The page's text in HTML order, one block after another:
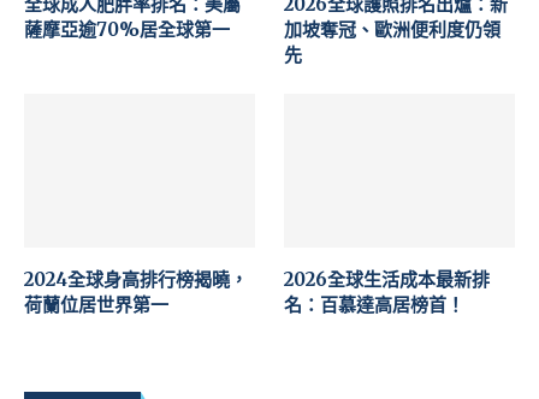
全球成人肥胖率排名：美屬
薩摩亞逾70%居全球第一
2026全球護照排名出爐：新
加坡奪冠、歐洲便利度仍領
先
2024全球身高排行榜揭曉，
荷蘭位居世界第一
2026全球生活成本最新排
名：百慕達高居榜首！